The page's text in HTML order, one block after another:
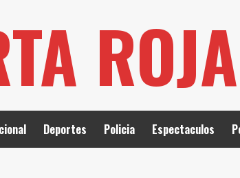
Deportes Policia Espectaculos